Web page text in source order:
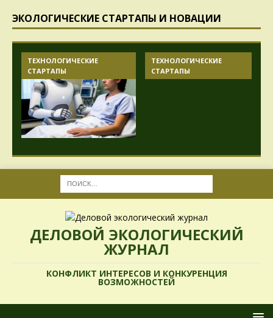
ЭКОЛОГИЧЕСКИЕ СТАРТАПЫ И НОВАЦИИ
ТЕХНОЛОГИЧЕСКИЕ
СТАРТАПЫ
ТЕХНОЛОГИЧЕСКИЕ
СТАРТАПЫ
ДЕЛОВОЙ ЭКОЛОГИЧЕСКИЙ
ЖУРНАЛ
КОНФЛИКТ ИНТЕРЕСОВ И КОНКУРЕНЦИЯ
ВОЗМОЖНОСТЕЙ